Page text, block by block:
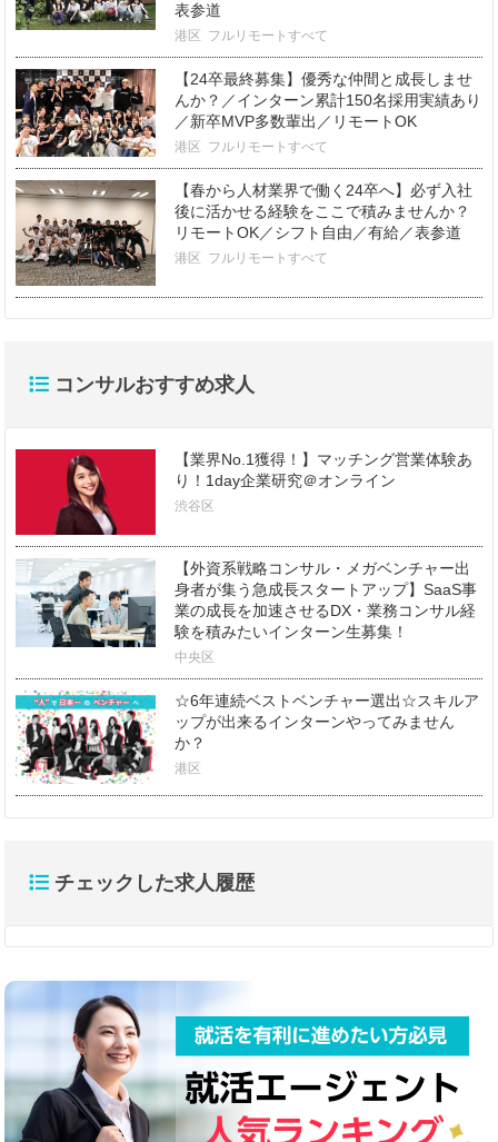
表参道
港区 フルリモートすべて
【24卒最終募集】優秀な仲間と成長しませ
んか？／インターン累計150名採用実績あり
／新卒MVP多数輩出／リモートOK
港区 フルリモートすべて
【春から人材業界で働く24卒へ】必ず入社
後に活かせる経験をここで積みませんか？
リモートOK／シフト自由／有給／表参道
港区 フルリモートすべて
コンサルおすすめ求人
【業界No.1獲得！】マッチング営業体験あ
り！1day企業研究＠オンライン
渋谷区
【外資系戦略コンサル・メガベンチャー出
身者が集う急成長スタートアップ】SaaS事
業の成長を加速させるDX・業務コンサル経
験を積みたいインターン生募集！
中央区
☆6年連続ベストベンチャー選出☆スキルア
ップが出来るインターンやってみません
か？
港区
チェックした求人履歴